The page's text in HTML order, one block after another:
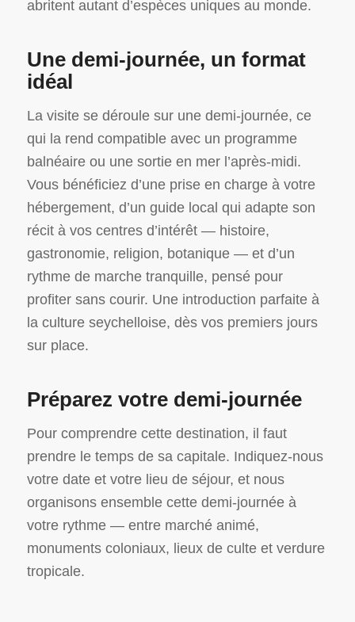
abritent autant d’espèces uniques au monde.
Une demi-journée, un format
idéal
La visite se déroule sur une demi-journée, ce
qui la rend compatible avec un programme
balnéaire ou une sortie en mer l’après-midi.
Vous bénéficiez d’une prise en charge à votre
hébergement, d’un guide local qui adapte son
récit à vos centres d’intérêt — histoire,
gastronomie, religion, botanique — et d’un
rythme de marche tranquille, pensé pour
profiter sans courir. Une introduction parfaite à
la culture seychelloise, dès vos premiers jours
sur place.
Préparez votre demi-journée
Pour comprendre cette destination, il faut
prendre le temps de sa capitale. Indiquez-nous
votre date et votre lieu de séjour, et nous
organisons ensemble cette demi-journée à
votre rythme — entre marché animé,
monuments coloniaux, lieux de culte et verdure
tropicale.